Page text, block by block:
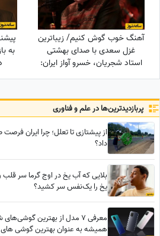
آهنگ خوب گوش کنیم/ زیباترین
غزل سعدی با صدای بهشتی
استاد شجریان، خسرو آواز ایران:
چنان در قید مهرت پای بندم که
به
پربازدید‌ترین‌ها در علم و فناوری
از پیشتازی تا تعلل؛ چرا ایران
داد؟
بلایی که آب یخ در اوج گرما سر
یخ را یک‌نفس سر کشید؟
معرفی 7 مدل از بهترین
همیشه به عنوان بهترین گوشی